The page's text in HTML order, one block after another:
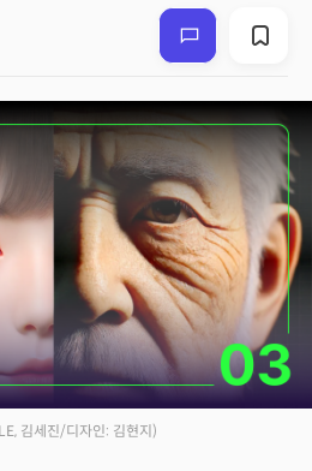
김세진/디자인: 김현지)